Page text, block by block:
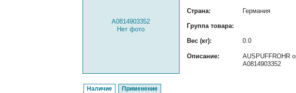
A0814903352
Нет фото
Страна: Германия
Группа товара:
Вес (кг): 0.0
Описание:
AUSPUFFROHR
A0814903352
Наличие Применение